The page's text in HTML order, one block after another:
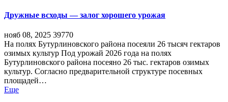
Дружные всходы — залог хорошего урожая
нояб 08, 2025 39770
На полях Бутурлиновского района посеяли 26 тысяч гектаров
озимых культур Под урожай 2026 года на полях
Бутурлиновского района посеяно 26 тыс. гектаров озимых
культур. Согласно предварительной структуре посевных
площадей…
Еще